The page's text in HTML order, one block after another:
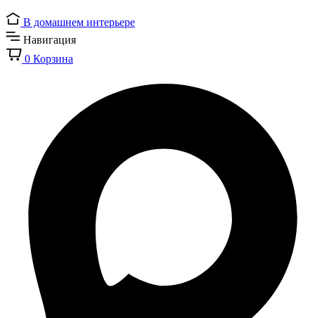
В домашнем интерьере
Навигация
0 Корзина